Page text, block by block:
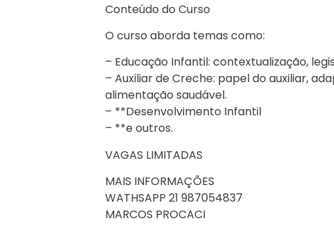
Conteúdo do Curso
O curso aborda temas como:
– Educação Infantil: contextualização,
– Auxiliar de Creche: papel do auxiliar,
alimentação saudável.
– **Desenvolvimento Infantil
– **e outros.
VAGAS LIMITADAS
MAIS INFORMAÇÕES
WATHSAPP 21 987054837
MARCOS PROCACI